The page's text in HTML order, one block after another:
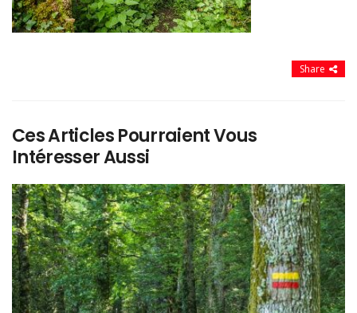
Share
Ces Articles Pourraient Vous
Intéresser Aussi